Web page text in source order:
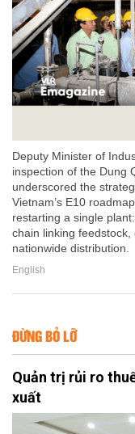
Deputy Minister of
inspection of the Dung
underscored the
Vietnam’s E10
restarting a single
chain linking
nationwide distribution.
English
ĐỪNG BỎ LỠ
Quản trị rủi ro
xuất